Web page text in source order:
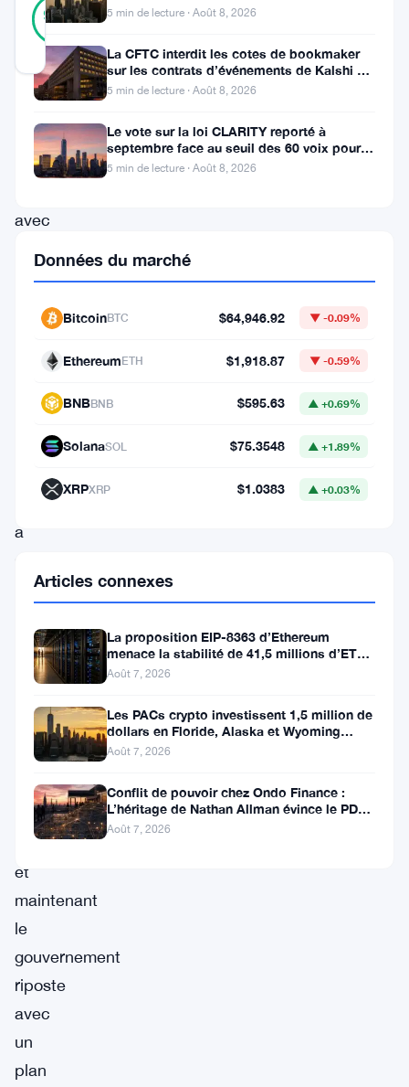
92 %
Vérifié
votes
Mis à jour 2 mois il y a
L’Irlande
avec
cryptos.
dernière
Évaluation
Nationale
Risques
pays
a
l’utilisation
des
crypto-
comme
une
menace
significative
et
maintenant
le
gouvernement
riposte
avec
un
plan
Poloniex
5 min de lecture · Août 8, 2026
La CFTC interdit les cotes de bookmaker
sur les contrats d’événements de Kalshi et
Polymarket
5 min de lecture · Août 8, 2026
Le vote sur la loi CLARITY reporté à
septembre face au seuil des 60 voix pour le
projet de loi crypto
5 min de lecture · Août 8, 2026
Données du marché
BitcoinBTC $64,946.92 ▼ -0.09%
EthereumETH $1,918.87 ▼ -0.59%
BNBBNB $595.63 ▲ +0.69%
SolanaSOL $75.3548 ▲ +1.89%
XRPXRP $1.0383 ▲ +0.03%
Articles connexes
La proposition EIP-8363 d’Ethereum
menace la stabilité de 41,5 millions d’ETH
stakés et de la DeFi
Août 7, 2026
Les PACs crypto investissent 1,5 million de
dollars en Floride, Alaska et Wyoming
après un revers au Michigan
Août 7, 2026
Conflit de pouvoir chez Ondo Finance :
L’héritage de Nathan Allman évince le PDG
Ian De Bode le 24 juillet
Août 7, 2026